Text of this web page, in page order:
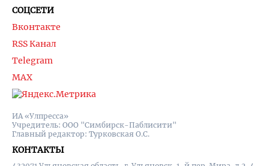
ИА «Улпресса»
Учредитель: ООО "Симбирск-Паблисити"
Главный редактор: Турковская О.С.
КОНТАКТЫ
СОЦСЕТИ
Вконтакте
RSS Канал
Telegram
MAX